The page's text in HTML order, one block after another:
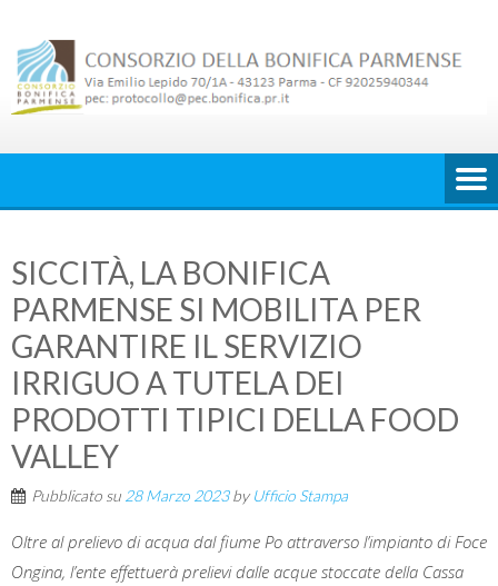
content
SICCITÀ, LA BONIFICA
PARMENSE SI MOBILITA PER
GARANTIRE IL SERVIZIO
IRRIGUO A TUTELA DEI
PRODOTTI TIPICI DELLA FOOD
VALLEY
Pubblicato su 28 Marzo 2023by Ufficio Stampa
Oltre al prelievo di acqua dal fiume Po attraverso l’impianto di Foce
Ongina, l’ente effettuerà prelievi dalle acque stoccate della Cassa